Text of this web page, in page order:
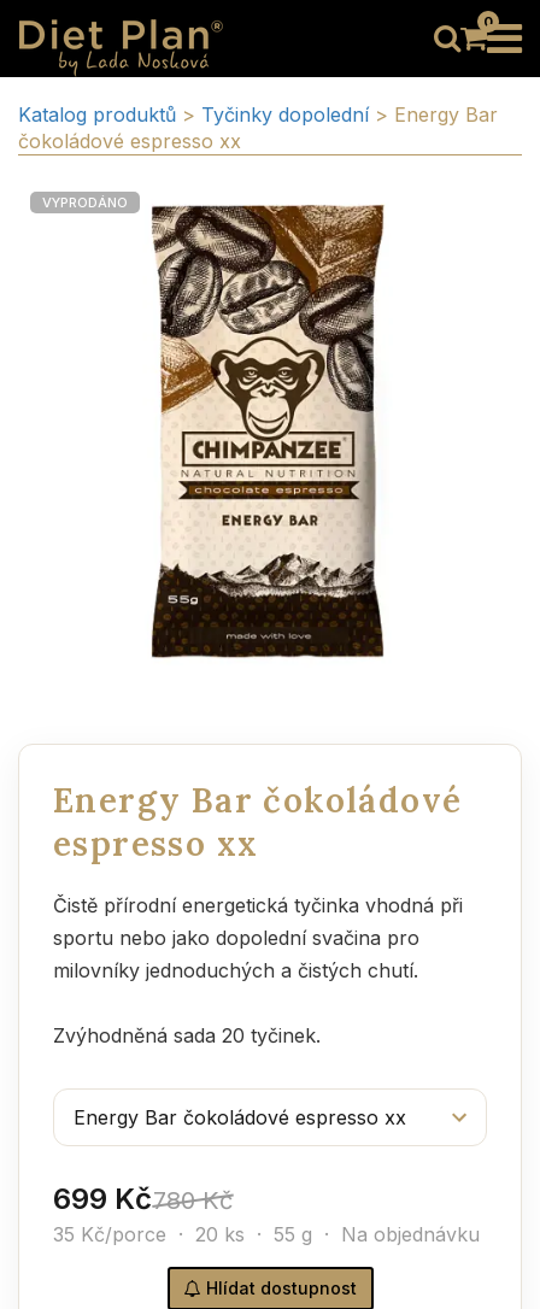
0
Katalog produktů > Tyčinky dopolední > Energy Bar
čokoládové espresso xx
VYPRODÁNO
Energy Bar čokoládové
espresso xx
Čistě přírodní energetická tyčinka vhodná při
sportu nebo jako dopolední svačina pro
milovníky jednoduchých a čistých chutí.
Zvýhodněná sada 20 tyčinek.
699 Kč780 Kč
35 Kč/porce · 20 ks · 55 g · Na objednávku
Hlídat dostupnost